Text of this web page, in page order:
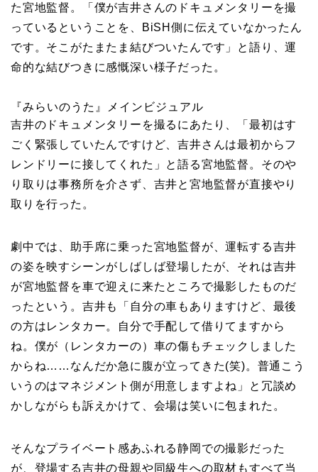
た宮地監督。「僕が吉井さんのドキュメンタリーを撮
っているということを、BiSH側に伝えていなかったん
です。そこがたまたま結びついたんです」と語り、運
命的な結びつきに感慨深い様子だった。
『みらいのうた』メインビジュアル
吉井のドキュメンタリーを撮るにあたり、「最初はす
ごく緊張していたんですけど、吉井さんは最初からフ
レンドリーに接してくれた」と語る宮地監督。そのや
り取りは事務所を介さず、吉井と宮地監督が直接やり
取りを行った。
劇中では、助手席に乗った宮地監督が、運転する吉井
の姿を映すシーンがしばしば登場したが、それは吉井
が宮地監督を車で迎えに来たところで撮影したものだ
ったという。吉井も「自分の車もありますけど、最後
の方はレンタカー。自分で手配して借りてますから
ね。僕が（レンタカーの）車の傷もチェックしました
からね……なんだか急に腹が立ってきた(笑)。普通こう
いうのはマネジメント側が用意しますよね」と冗談め
かしながらも訴えかけて、会場は笑いに包まれた。
そんなプライベート感あふれる静岡での撮影だった
が、登場する吉井の母親や同級生への取材もすべて当